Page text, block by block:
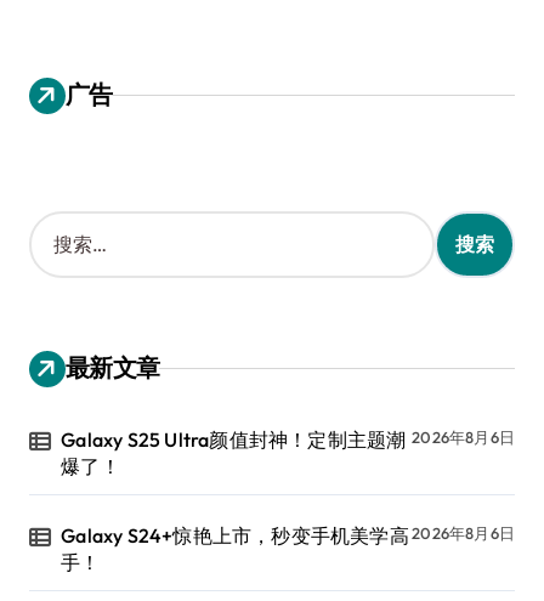
广告
搜
索
：
最新文章
Galaxy S25 Ultra颜值封神！定制主题潮
爆了！
2026年8月6日
Galaxy S24+惊艳上市，秒变手机美学高
手！
2026年8月6日